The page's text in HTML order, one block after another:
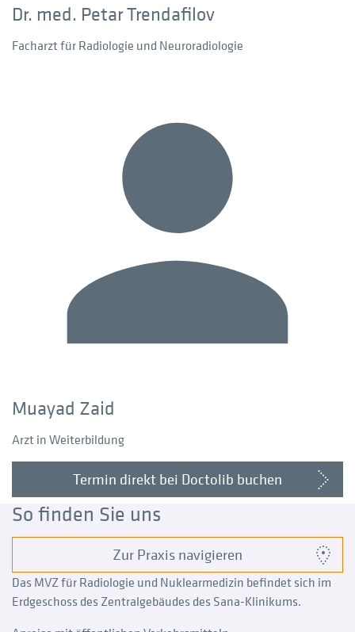
Dr. med. Petar Trendafilov
Facharzt für Radiologie und Neuroradiologie
Muayad Zaid
Arzt in Weiterbildung
Termin direkt bei Doctolib buchen
So finden Sie uns
Zur Praxis navigieren
Das MVZ für Radiologie und Nuklearmedizin befindet sich im
Erdgeschoss des Zentralgebäudes des Sana-Klinikums.